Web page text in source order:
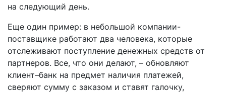
на следующий день.
Еще один пример: в небольшой компании­-
поставщике работают два человека, которые
отслеживают поступление денежных средств от
партнеров. Все, что они делают, – обновляют
клиент–банк на предмет наличия платежей,
сверяют сумму с заказом и ставят галочку,